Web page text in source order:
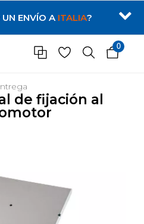
ENVÍO A ITALIA?
0
de fijación al